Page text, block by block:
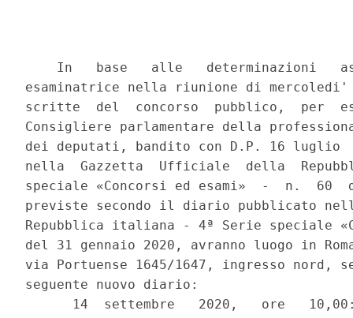
In   base   alle   determinazioni
esaminatrice nella riunione di
scritte  del  concorso  pubblico,  per
Consigliere parlamentare della
dei deputati, bandito con D.P. 16 luglio
nella  Gazzetta  Ufficiale  della
speciale «Concorsi ed esami»  -  n.
previste secondo il diario pubblicato
Repubblica italiana - 4ª Serie speciale
del 31 gennaio 2020, avranno luogo in
via Portuense 1645/1647, ingresso nord,
seguente nuovo diario:
14  settembre   2020,   ore